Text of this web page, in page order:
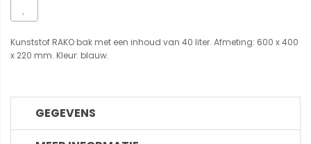
Kunststof RAKO bak met een inhoud van 40 liter. Afmeting: 600 x 400
x 220 mm. Kleur: blauw.
GEGEVENS